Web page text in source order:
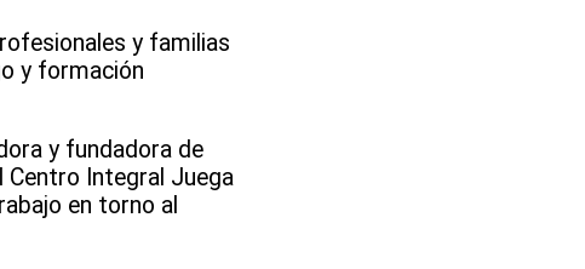
y familias
y formación
y fundadora de
Centro Integral Juega
en torno al